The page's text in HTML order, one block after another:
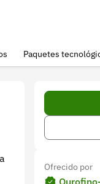
Paquetes
Ofrecido por